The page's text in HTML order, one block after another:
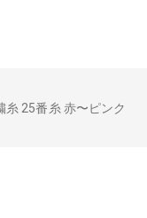
25番糸 赤〜ピンク